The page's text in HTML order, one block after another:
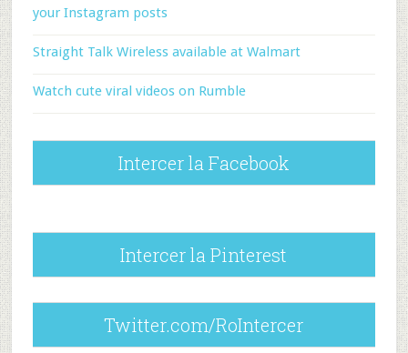
your Instagram posts
Straight Talk Wireless available at Walmart
Watch cute viral videos on Rumble
Intercer la Facebook
Intercer la Pinterest
Twitter.com/RoIntercer